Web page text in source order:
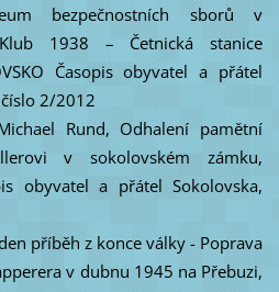
bezpečnostních sborů v
1938 – Četnická stanice
Časopis obyvatel a přátel
2/2012
Rund, Odhalení pamětní
v sokolovském zámku,
obyvatel a přátel Sokolovska,
příběh z konce války - Poprava
v dubnu 1945 na Přebuzi,